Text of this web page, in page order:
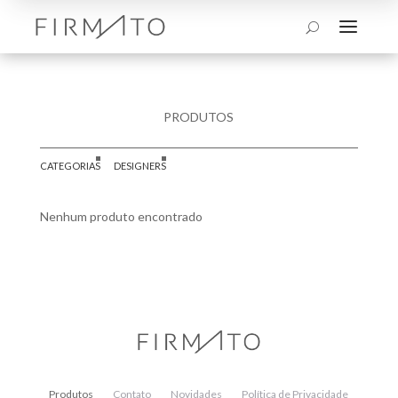
U a
PRODUTOS
CATEGORIAS DESIGNERS
Nenhum produto encontrado
Produtos Contato Novidades Política de Privacidade